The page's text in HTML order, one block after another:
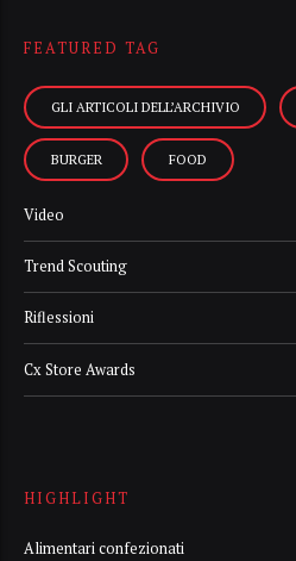
FEATURED TAG
GLI ARTICOLI DELL’ARCHIVIO
BURGER FOOD
Video
Trend Scouting
Riflessioni
Cx Store Awards
HIGHLIGHT
Alimentari confezionati